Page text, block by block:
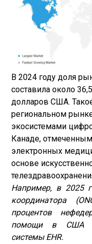
В 2024 году доля
составила около
долларов США.
региональном
экосистемами
Канаде,
электронных
основе
Например, в 2025
координатора
процентов
помощи в США
системы EHR.